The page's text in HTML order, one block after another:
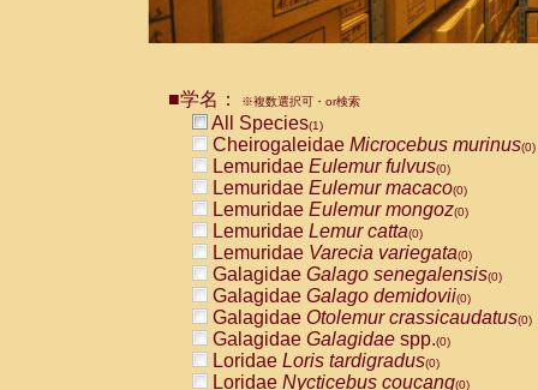
■学名： ※複数選択可・or検索
All Species(1)
Cheirogaleidae Microcebus murinus(0)
Lemuridae Eulemur fulvus(0)
Lemuridae Eulemur macaco(0)
Lemuridae Eulemur mongoz(0)
Lemuridae Lemur catta(0)
Lemuridae Varecia variegata(0)
Galagidae Galago senegalensis(0)
Galagidae Galago demidovii(0)
Galagidae Otolemur crassicaudatus(0)
Galagidae Galagidae spp.(0)
Loridae Loris tardigradus(0)
Loridae Nycticebus coucang(0)